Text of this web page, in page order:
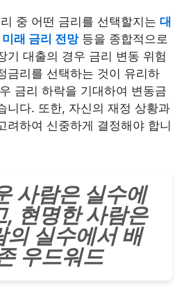
중 어떤 금리를 선택할지는 대
래 금리 전망등을 종합적으로
기 대출의 경우 금리 변동 위험
금리를 선택하는 것이 유리하
금리 하락을 기대하여 변동금
니다. 또한, 자신의 재정 상황과
려하여 신중하게 결정해야 합니
사람은 실수에
, 현명한 사람은
의 실수에서 배
우드워드